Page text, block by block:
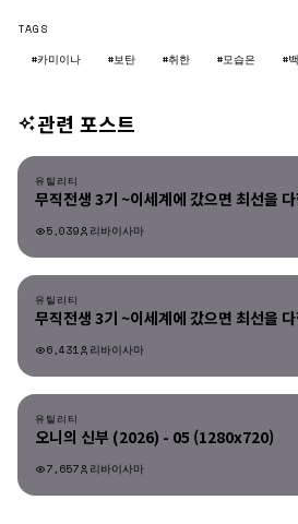
TAGS
#카미이나
#보탄 #취한 #모습은 #
관련 포스트
유틸리티
유틸리티
무직전생 3기 ~이세계에 갔으면 최선을
5,039 리바이사마
유틸리티
무직전생 3기 ~이세계에 갔으면 최선을
6,431 리바이사마
유틸리티
오니의 신부 (2026) - 05 (1280x720)
7,657 리바이사마